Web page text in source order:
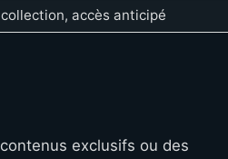
accès anticipé
exclusifs ou des